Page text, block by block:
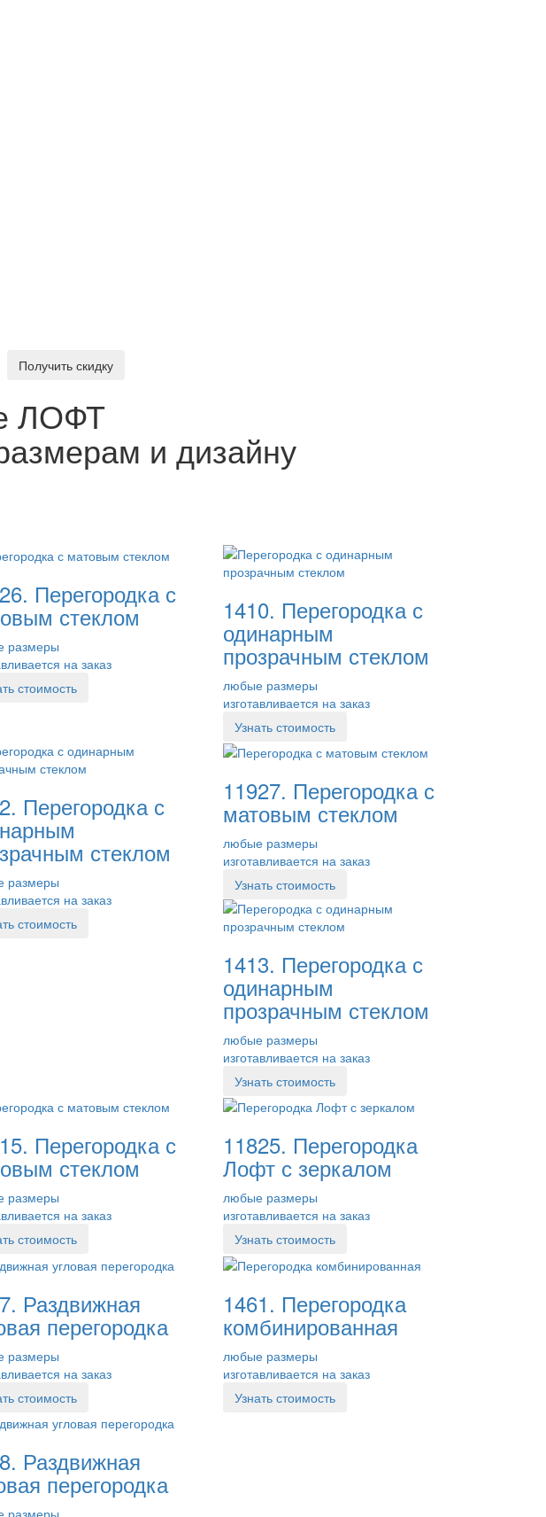
Получить скидку
ЛОФТ
и дизайну
Перегородка с
стеклом
размеры
на заказ
стоимость
1410. Перегородка с
одинарным
прозрачным стеклом
любые размеры
изготавливается на заказ
Узнать стоимость
Перегородка с
стеклом
размеры
на заказ
стоимость
11927. Перегородка с
матовым стеклом
любые размеры
изготавливается на заказ
Узнать стоимость
1413. Перегородка с
одинарным
прозрачным стеклом
любые размеры
изготавливается на заказ
Узнать стоимость
Перегородка с
стеклом
размеры
на заказ
стоимость
11825. Перегородка
Лофт с зеркалом
любые размеры
изготавливается на заказ
Узнать стоимость
Раздвижная
перегородка
размеры
на заказ
стоимость
1461. Перегородка
комбинированная
любые размеры
изготавливается на заказ
Узнать стоимость
Раздвижная
перегородка
размеры